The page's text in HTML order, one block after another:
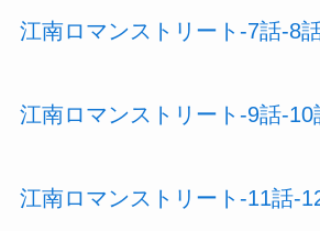
江南ロマンストリート-7話-8
江南ロマンストリート-9話-10
江南ロマンストリート-11話-